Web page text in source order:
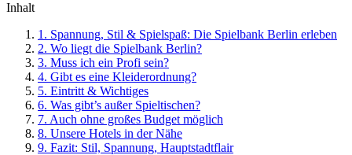
Inhalt
1. Spannung, Stil & Spielspaß: Die Spielbank Berlin erleben
2. Wo liegt die Spielbank Berlin?
3. Muss ich ein Profi sein?
4. Gibt es eine Kleiderordnung?
5. Eintritt & Wichtiges
6. Was gibt’s außer Spieltischen?
7. Auch ohne großes Budget möglich
8. Unsere Hotels in der Nähe
9. Fazit: Stil, Spannung, Hauptstadtflair